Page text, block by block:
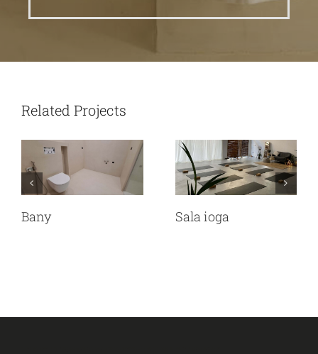
Related Projects
Bany Sala ioga